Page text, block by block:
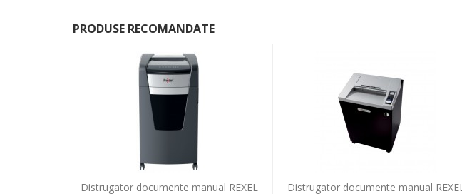
PRODUSE RECOMANDATE
Distrugator documente manual REXEL
Distrugator documente manual REXEL